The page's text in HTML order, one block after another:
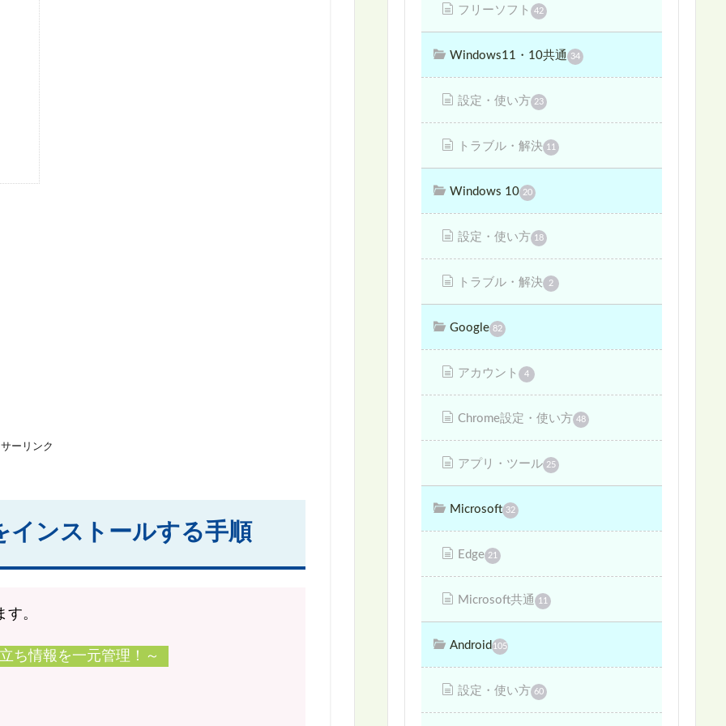
ーリンク
ンストールする手順
。
ち情報を一元管理！～
フリーソフト 42
Windows11・10共通 34
設定・使い方 23
トラブル・解決 11
Windows 10 20
設定・使い方 18
トラブル・解決 2
Google 82
アカウント 4
Chrome設定・使い方 48
アプリ・ツール 25
Microsoft 32
Edge 21
Microsoft共通 11
Android 105
設定・使い方 60